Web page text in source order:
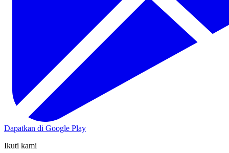
Dapatkan di Google Play
Ikuti kami